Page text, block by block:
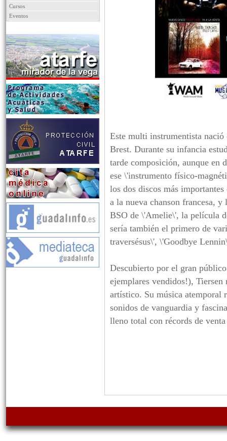
Cursos
Eventos
Este multi instrumentista
Brest. Durante su infancia
tarde composición, aunque en
ese \'instrumento físico-
los dos discos más
a la nueva chanson francesa,
BSO de \'Amelie\', la película
sería también el primero de
traversésus\', \'Goodbye
Descubierto por el gran
ejemplares vendidos!),
artístico. Su música atemporal
sonidos de vanguardia y
lleno total con récords de